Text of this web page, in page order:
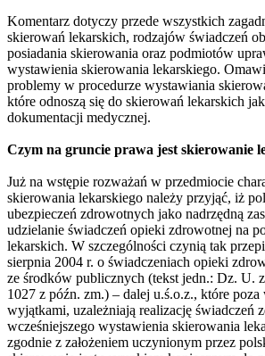
Komentarz dotyczy przede wszystkich
skierowań lekarskich, rodzajów świadczeń
posiadania skierowania oraz podmiotów
wystawienia skierowania lekarskiego.
problemy w procedurze wystawiania
które odnoszą się do skierowań lekarskich
dokumentacji medycznej.
Czym na gruncie prawa jest skierowanie
Już na wstępie rozważań w przedmiocie
skierowania lekarskiego należy przyjąć, iż
ubezpieczeń zdrowotnych jako nadrzędną
udzielanie świadczeń opieki zdrowotnej na
lekarskich. W szczególności czynią tak
sierpnia 2004 r. o świadczeniach opieki
ze środków publicznych (tekst jedn.: Dz. U.
1027 z późn. zm.) – dalej u.ś.o.z., które
wyjątkami, uzależniają realizację świadczeń
wcześniejszego wystawienia skierowania
zgodnie z założeniem uczynionym przez